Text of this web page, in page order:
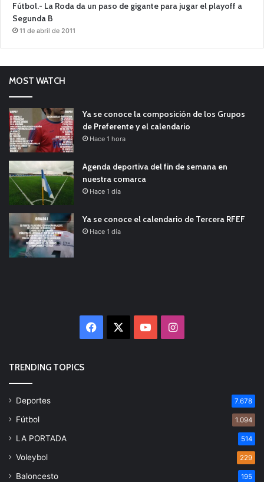
Fútbol.- La Roda da un paso de gigante para jugar el playoff a
Segunda B
11 de abril de 2011
MOST WATCH
Ya se conoce la composición de los Grupos
de Preferente y el calendario
Hace 1 hora
Agenda deportiva del fin de semana en
nuestra comarca
Hace 1 día
Ya se conoce el calendario de Tercera RFEF
Hace 1 día
Facebook YouTubeInstagram
TRENDING TOPICS
Deportes 7.678
Fútbol 1.094
LA PORTADA 514
Voleybol 229
Baloncesto 195